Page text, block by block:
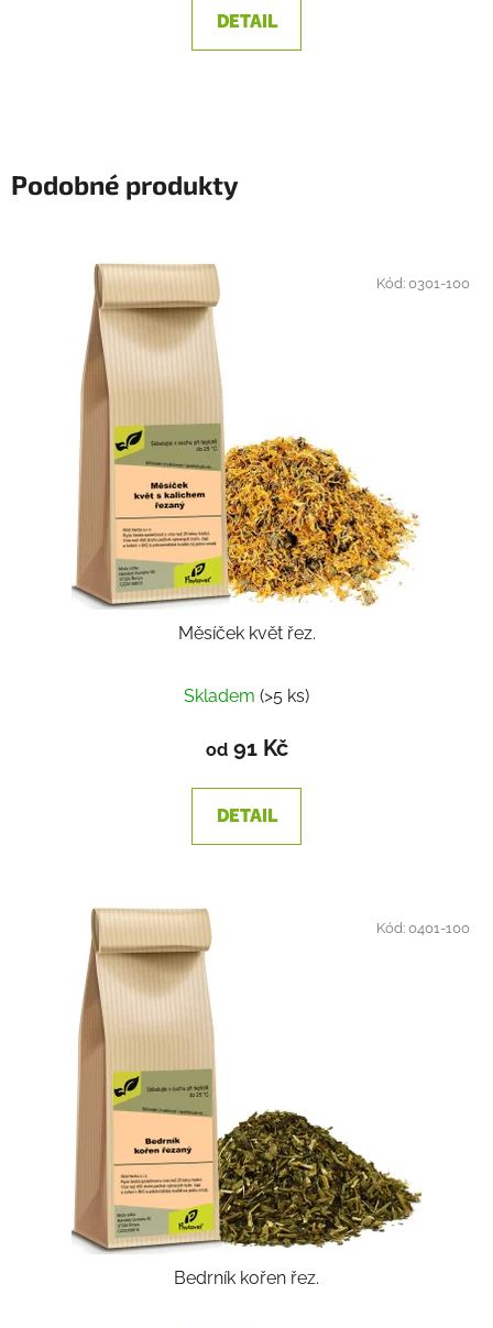
DETAIL
Podobné produkty
Měsíček květ řez.
hodnocení
produktu
2,0
z
Skladem (>5 ks)
od91 Kč
DETAIL
Kód:0301-100
Bedrník kořen řez.
Kód:0401-100